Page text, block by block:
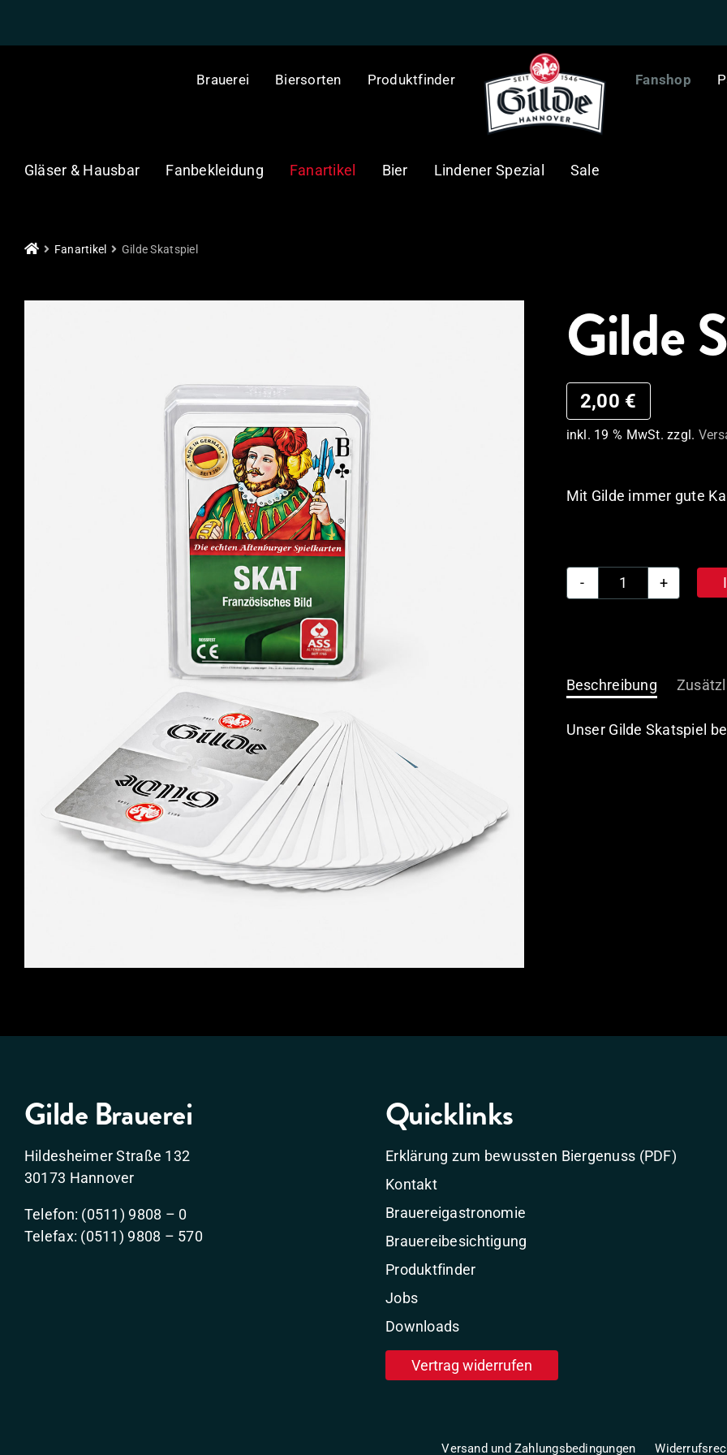
Brauerei Biersorten Produktfinder Fanshop
Gläser & Hausbar Fanbekleidung Fanartikel Bier Lindener Spezial Sale
Fanartikel Gilde Skatspiel
Gilde
2,00 €
inkl. 19 % MwSt. zzgl.
Mit Gilde immer gute
Gilde
Beschreibung
Unser Gilde Skatspiel
Gilde Brauerei
Hildesheimer Straße 132
30173 Hannover
Telefon: (0511) 9808 – 0
Telefax: (0511) 9808 – 570
Quicklinks
Erklärung zum bewussten Biergenuss (PDF)
Kontakt
Brauereigastronomie
Brauereibesichtigung
Produktfinder
Jobs
Downloads
Vertrag widerrufen
Versand und Zahlungsbedingungen